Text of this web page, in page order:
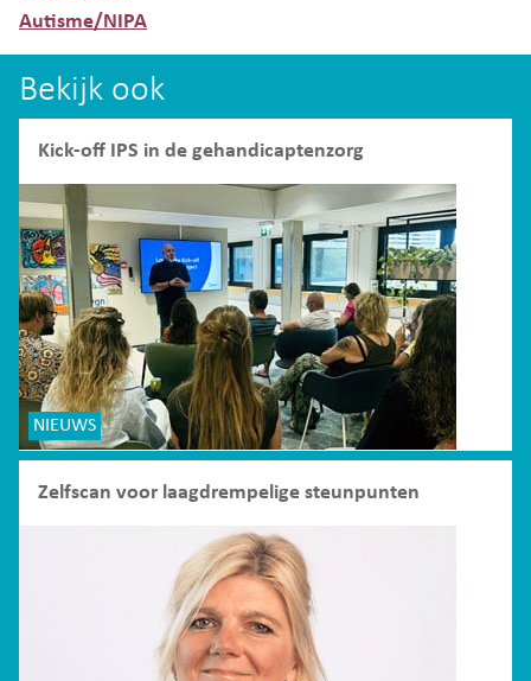
Autisme/NIPA
Bekijk ook
Kick-off IPS in de gehandicaptenzorg
NIEUWS
Zelfscan voor laagdrempelige steunpunten